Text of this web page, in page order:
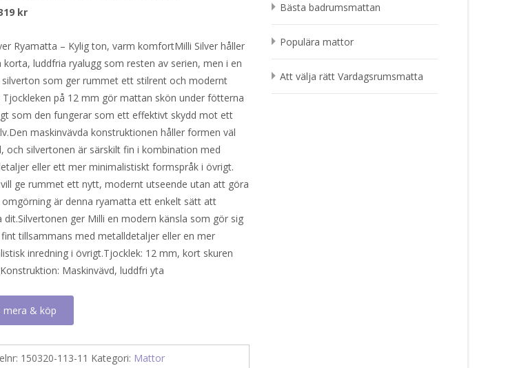
kr.
krDet
priset
är:
319 kr.
Ryamatta – Kylig ton, varm komfortMilli Silver håller
korta, luddfria ryalugg som resten av serien, men i en
silverton som ger rummet ett stilrent och modernt
Tjockleken på 12 mm gör mattan skön under fötterna
som den fungerar som ett effektivt skydd mot ett
maskinvävda konstruktionen håller formen väl
och silvertonen är särskilt fin i kombination med
eller ett mer minimalistiskt formspråk i övrigt.
ge rummet ett nytt, modernt utseende utan att göra
är denna ryamatta ett enkelt sätt att
dit.Silvertonen ger Milli en modern känsla som gör sig
tillsammans med metalldetaljer eller en mer
inredning i övrigt.Tjocklek: 12 mm, kort skuren
Maskinvävd, luddfri yta
mera & köp
150320-113-11 Kategori: Mattor
Bästa badrumsmattan
Populära mattor
Att välja rätt Vardagsrumsmatta